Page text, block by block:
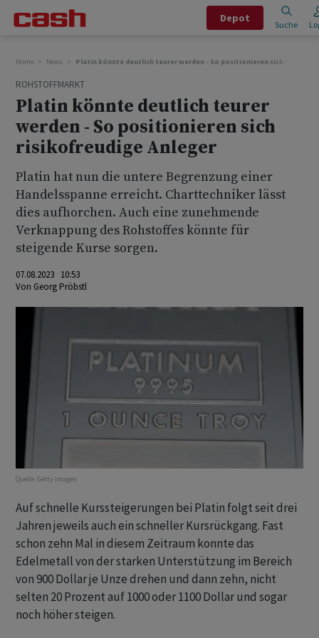
Depot
Suche
Home News Platin könnte deutlich teurer werden - So positionieren sich
ROHSTOFFMARKT
Platin könnte deutlich teurer
werden - So positionieren sich
risikofreudige Anleger
Platin hat nun die untere Begrenzung einer
Handelsspanne erreicht. Charttechniker lässt
dies aufhorchen. Auch eine zunehmende
Verknappung des Rohstoffes könnte für
steigende Kurse sorgen.
07.08.2023 10:53
Von Georg Pröbstl
Quelle: Getty Images
Auf schnelle Kurssteigerungen bei Platin folgt seit drei
Jahren jeweils auch ein schneller Kursrückgang. Fast
schon zehn Mal in diesem Zeitraum konnte das
Edelmetall von der starken Unterstützung im Bereich
von 900 Dollar je Unze drehen und dann zehn, nicht
selten 20 Prozent auf 1000 oder 1100 Dollar und sogar
noch höher steigen.